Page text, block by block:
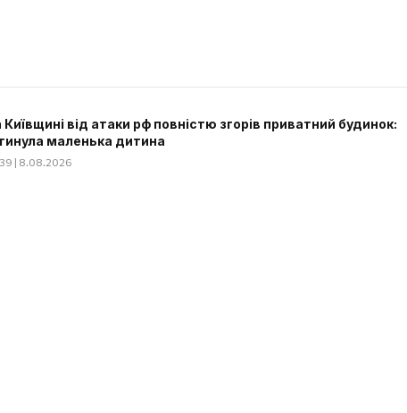
Київщині від атаки рф повністю згорів приватний будинок:
маленька дитина
| 8.08.2026